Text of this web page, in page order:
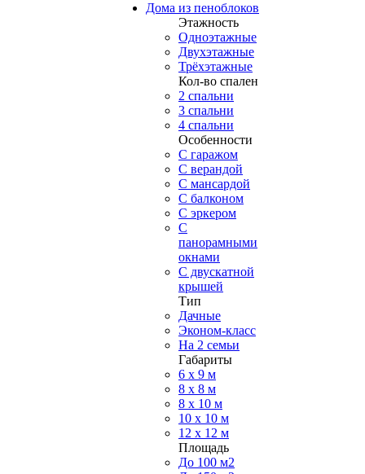
Дома из пеноблоков
Этажность
Одноэтажные
Двухэтажные
Трёхэтажные
Кол-во спален
2 спальни
3 спальни
4 спальни
Особенности
С гаражом
С верандой
С мансардой
С балконом
C эркером
С
панорамными
окнами
С двускатной
крышей
Тип
Дачные
Эконом-класс
На 2 семьи
Габариты
6 x 9 м
8 x 8 м
8 x 10 м
10 x 10 м
12 x 12 м
Площадь
До 100 м2